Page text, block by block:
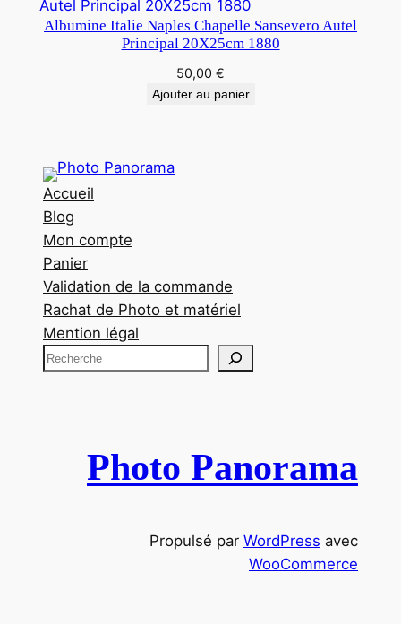
Albumine Italie Naples Chapelle Sansevero Autel
Principal 20X25cm 1880
50,00 €
Ajouter au panier
Accueil
Blog
Mon compte
Panier
Validation de la commande
Rachat de Photo et matériel
Mention légal
R
Photo Panorama
Propulsé par WordPress avec
WooCommerce